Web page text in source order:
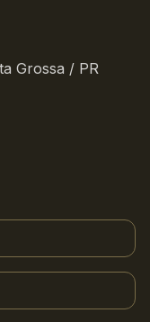
Grossa / PR